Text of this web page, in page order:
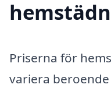
Priserna för
variera